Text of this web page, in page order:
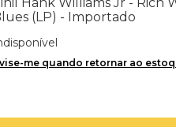
(LP) - Importado
me quando retornar ao